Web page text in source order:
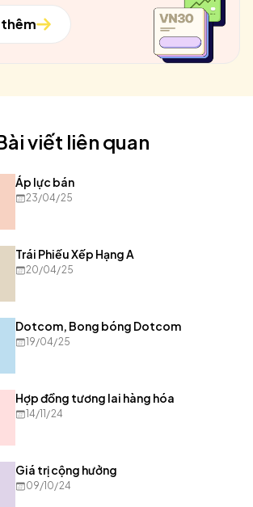
thêm
viết liên quan
Áp lực bán
23/04/25
Trái Phiếu Xếp Hạng A
20/04/25
Dotcom, Bong bóng Dotcom
19/04/25
Hợp đồng tương lai hàng hóa
14/11/24
Giá trị cộng hưởng
09/10/24